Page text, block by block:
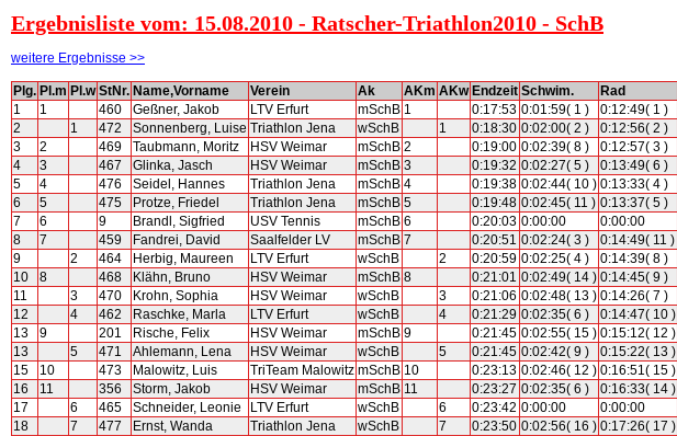
Ergebnisliste vom: 15.08.2010 - Ratscher-Triathlon2010 - SchB
weitere Ergebnisse >>
Plg. Pl.m Pl.w StNr. Name,Vorname Verein Ak AKm AKw Endzeit Schwim. Rad
1
1 460 Geßner, Jakob LTV Erfurt mSchB 1 0:17:53 0:01:59( 1 ) 0:12:49( 1 )
2
1 472 Sonnenberg, Luise Triathlon Jena wSchB 1 0:18:30 0:02:00( 2 ) 0:12:56( 2 )
3
2 469 Taubmann, Moritz HSV Weimar mSchB 2 0:19:00 0:02:39( 8 ) 0:12:57( 3 )
4
3 467 Glinka, Jasch HSV Weimar mSchB 3 0:19:32 0:02:27( 5 ) 0:13:49( 6 )
5
4 476 Seidel, Hannes Triathlon Jena mSchB 4 0:19:38 0:02:44( 10 ) 0:13:33( 4 )
6
5 475 Protze, Friedel Triathlon Jena mSchB 5 0:19:48 0:02:45( 11 ) 0:13:37( 5 )
7
6 9 Brandl, Sigfried USV Tennis mSchB 6 0:20:03 0:00:00 0:00:00
8
7 459 Fandrei, David Saalfelder LV mSchB 7 0:20:51 0:02:24( 3 ) 0:14:49( 11 )
9
2 464 Herbig, Maureen LTV Erfurt wSchB 2 0:20:59 0:02:25( 4 ) 0:14:39( 8 )
10
8 468 Klähn, Bruno HSV Weimar mSchB 8 0:21:01 0:02:49( 14 ) 0:14:45( 9 )
11
3 470 Krohn, Sophia HSV Weimar wSchB 3 0:21:06 0:02:48( 13 ) 0:14:26( 7 )
12
4 462 Raschke, Marla LTV Erfurt wSchB 4 0:21:29 0:02:35( 6 ) 0:14:47( 10 )
13
9 201 Rische, Felix HSV Weimar mSchB 9 0:21:45 0:02:55( 15 ) 0:15:12( 12 )
13
5 471 Ahlemann, Lena HSV Weimar wSchB 5 0:21:45 0:02:42( 9 ) 0:15:22( 13 )
15
10 473 Malowitz, Luis TriTeam Malowitz mSchB 10 0:23:13 0:02:46( 12 ) 0:16:51( 15 )
16
11 356 Storm, Jakob HSV Weimar mSchB 11 0:23:27 0:02:35( 6 ) 0:16:33( 14 )
17
6 465 Schneider, Leonie LTV Erfurt wSchB 6 0:23:42 0:00:00 0:00:00
18
7 477 Ernst, Wanda Triathlon Jena wSchB 7 0:23:50 0:02:56( 16 ) 0:17:26( 17 )